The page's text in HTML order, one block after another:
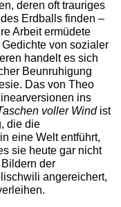
deren oft trauriges
Erdballs finden –
Arbeit ermüdete
von sozialer
handelt es sich
Beunruhigung
Das von Theo
ins
voller Windist
die die
eine Welt entführt,
sie heute gar nicht
der
angereichert,